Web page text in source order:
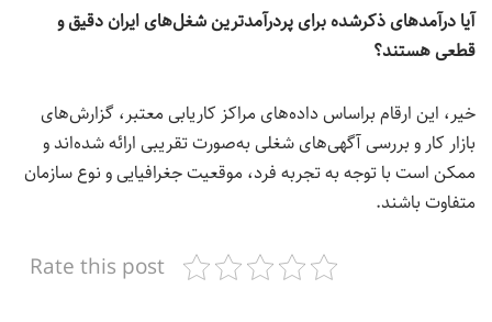
آیا درآمدهای ذکرشده برای پردرآمدترین شغل‌های ایران دقیق و
قطعی هستند؟
خیر، این ارقام براساس داده‌های مراکز کاریابی معتبر، گزارش‌های
بازار کار و بررسی آگهی‌های شغلی به‌صورت تقریبی ارائه شده‌اند و
ممکن است با توجه به تجربه فرد، موقعیت جغرافیایی و نوع سازمان
متفاوت باشند.
Rate this post